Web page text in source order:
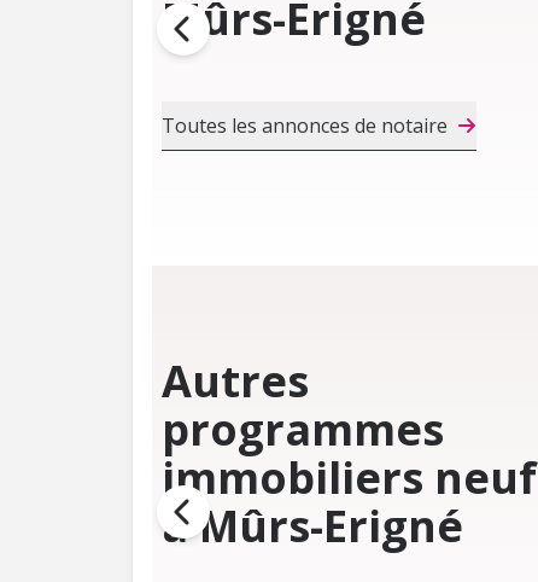
Mûrs-Erigné
Toutes les annonces de notaire
Autres
programmes
immobiliers neuf
à Mûrs-Erigné